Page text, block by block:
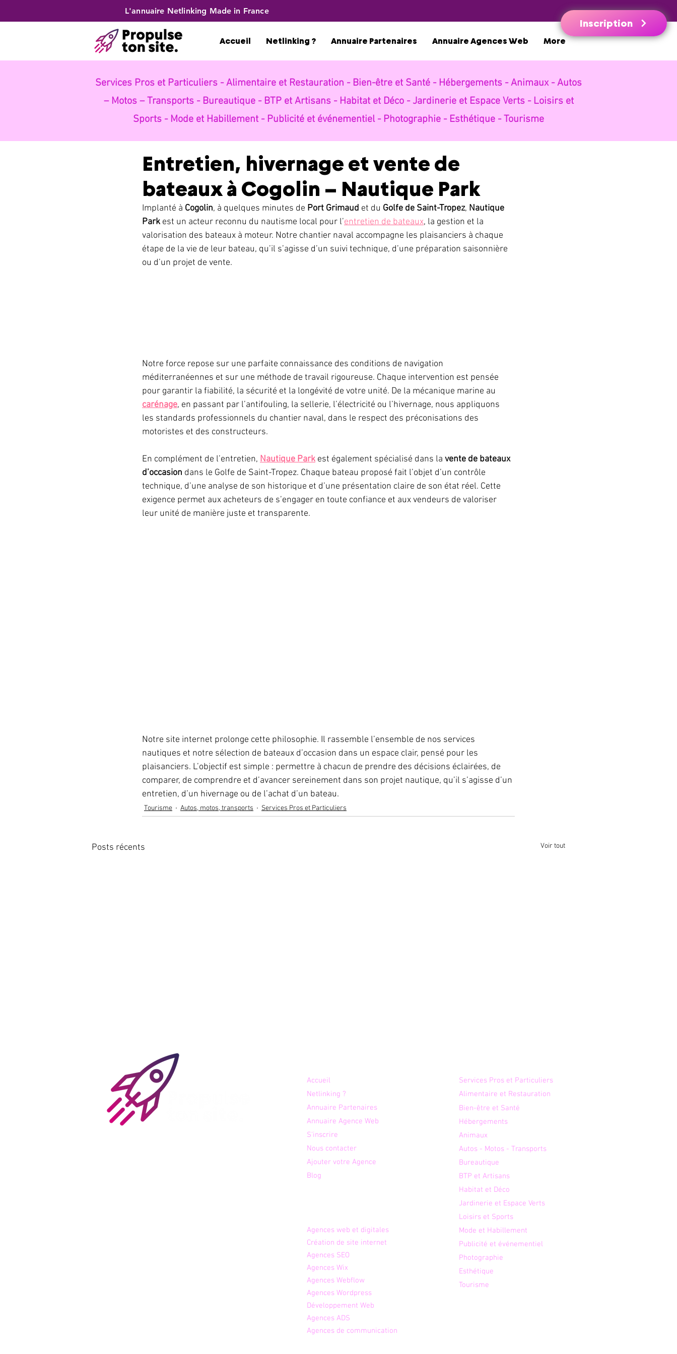
Inscription
L'annuaire Netlinking Made in France
Accueil Netlinking ? Annuaire Partenaires Annuaire Agences Web More
Services Pros et Particuliers -Alimentaire et Restauration - Bien-être et Santé - Hébergements -Animaux -Autos
– Motos – Transports - Bureautique - BTP et Artisans - Habitat et Déco -Jardinerie et Espace Verts - Loisirs et
Sports - Mode et Habillement - Publicité et événementiel - Photographie - Esthétique -Tourisme
Entretien, hivernage et vente de
bateaux à Cogolin – Nautique Park
Implanté à Cogolin, à quelques minutes de Port Grimaud et du Golfe de Saint-Tropez, Nautique
Park est un acteur reconnu du nautisme local pour l’entretien de bateaux, la gestion et la
valorisation des bateaux à moteur. Notre chantier naval accompagne les plaisanciers à chaque
étape de la vie de leur bateau, qu’il s’agisse d’un suivi technique, d’une préparation saisonnière
ou d’un projet de vente.
Notre force repose sur une parfaite connaissance des conditions de navigation
méditerranéennes et sur une méthode de travail rigoureuse. Chaque intervention est pensée
pour garantir la fiabilité, la sécurité et la longévité de votre unité. De la mécanique marine au
carénage, en passant par l’antifouling, la sellerie, l’électricité ou l’hivernage, nous appliquons
les standards professionnels du chantier naval, dans le respect des préconisations des
motoristes et des constructeurs.
En complément de l’entretien, Nautique Park est également spécialisé dans la vente de bateaux
d’occasion dans le Golfe de Saint-Tropez. Chaque bateau proposé fait l’objet d’un contrôle
technique, d’une analyse de son historique et d’une présentation claire de son état réel. Cette
exigence permet aux acheteurs de s’engager en toute confiance et aux vendeurs de valoriser
leur unité de manière juste et transparente.
Notre site internet prolonge cette philosophie. Il rassemble l’ensemble de nos services
nautiques et notre sélection de bateaux d’occasion dans un espace clair, pensé pour les
plaisanciers. L’objectif est simple : permettre à chacun de prendre des décisions éclairées, de
comparer, de comprendre et d’avancer sereinement dans son projet nautique, qu’il s’agisse d’un
entretien, d’un hivernage ou de l’achat d’un bateau.
Tourisme Autos, motos, transports Services Pros et Particuliers
Posts récents Voir tout
La Clinique Vétérinaire
Nexane : une médecine
Anna Créations, une
histoire de famille au
service de votre plus beau
Enjoy Selfie : pourquoi ce
logiciel photobooth SaaS
français s'impose comme
professionnels ?
Accueil
Netlinking ?
Annuaire Partenaires
Annuaire Agence Web
S'inscrire
Nous contacter
Ajouter votre Agence
Blog
Agences web et digitales
Création de site internet
Agences SEO
Agences Wix
Agences Webflow
Agences Wordpress
Développement Web
Agences ADS
Agences de communication
Services Pros et Particuliers
Alimentaire et Restauration
Bien-être et Santé
Hébergements
Animaux
Autos - Motos - Transports
Bureautique
BTP et Artisans
Habitat et Déco
Jardinerie et Espace Verts
Loisirs et Sports
Mode et Habillement
Publicité et événementiel
Photographie
Esthétique
Tourisme